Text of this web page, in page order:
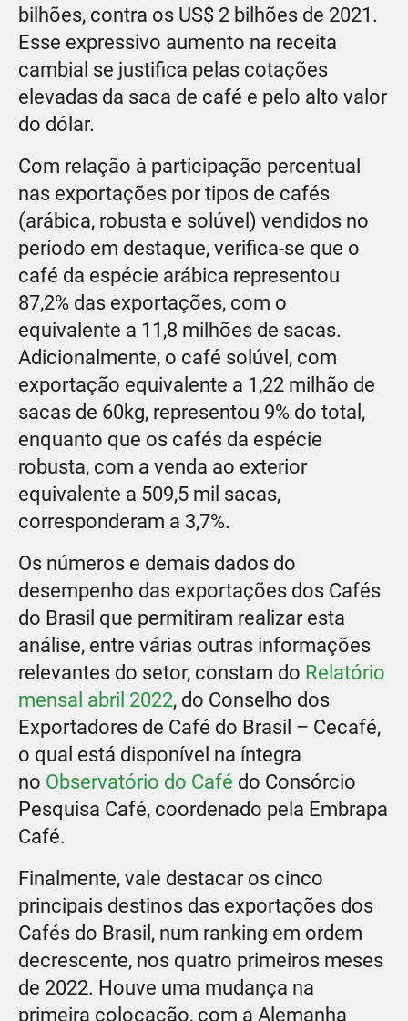
bilhões, contra os US$ 2 bilhões de 2021.
Esse expressivo aumento na receita
cambial se justifica pelas cotações
elevadas da saca de café e pelo alto valor
do dólar.
Com relação à participação percentual
nas exportações por tipos de cafés
(arábica, robusta e solúvel) vendidos no
período em destaque, verifica-se que o
café da espécie arábica representou
87,2% das exportações, com o
equivalente a 11,8 milhões de sacas.
Adicionalmente, o café solúvel, com
exportação equivalente a 1,22 milhão de
sacas de 60kg, representou 9% do total,
enquanto que os cafés da espécie
robusta, com a venda ao exterior
equivalente a 509,5 mil sacas,
corresponderam a 3,7%.
Os números e demais dados do
desempenho das exportações dos Cafés
do Brasil que permitiram realizar esta
análise, entre várias outras informações
relevantes do setor, constam do Relatório
mensal abril 2022, do Conselho dos
Exportadores de Café do Brasil – Cecafé,
o qual está disponível na íntegra
no Observatório do Café do Consórcio
Pesquisa Café, coordenado pela Embrapa
Café.
Finalmente, vale destacar os cinco
principais destinos das exportações dos
Cafés do Brasil, num ranking em ordem
decrescente, nos quatro primeiros meses
de 2022. Houve uma mudança na
primeira colocação, com a Alemanha